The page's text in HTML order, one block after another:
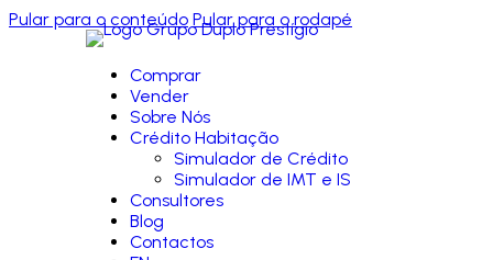
Pular para o conteúdo Pular para o rodapé
Comprar
Vender
Sobre Nós
Crédito Habitação
Simulador de Crédito
Simulador de IMT e IS
Consultores
Blog
Contactos